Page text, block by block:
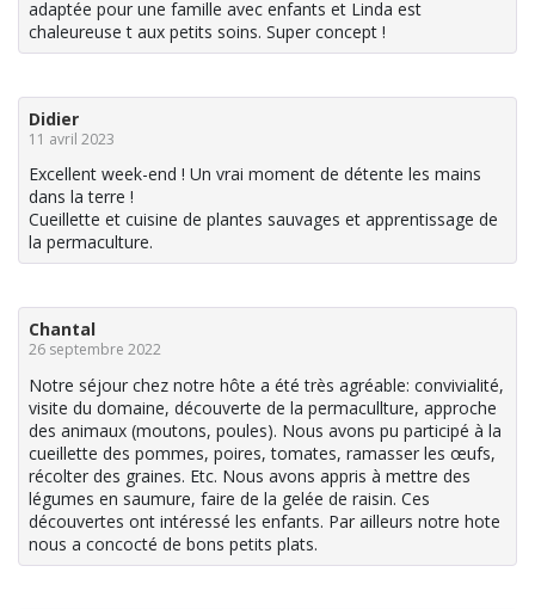
adaptée pour une famille avec enfants et Linda est
chaleureuse t aux petits soins. Super concept !
Didier
11 avril 2023
Excellent week-end ! Un vrai moment de détente les mains
dans la terre !
Cueillette et cuisine de plantes sauvages et apprentissage de
la permaculture.
Chantal
26 septembre 2022
Notre séjour chez notre hôte a été très agréable: convivialité,
visite du domaine, découverte de la permacullture, approche
des animaux (moutons, poules). Nous avons pu participé à la
cueillette des pommes, poires, tomates, ramasser les œufs,
récolter des graines. Etc. Nous avons appris à mettre des
légumes en saumure, faire de la gelée de raisin. Ces
découvertes ont intéressé les enfants. Par ailleurs notre hote
nous a concocté de bons petits plats.